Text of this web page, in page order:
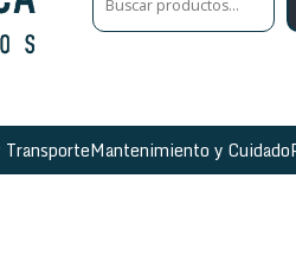
TransporteMantenimiento y Cuidado